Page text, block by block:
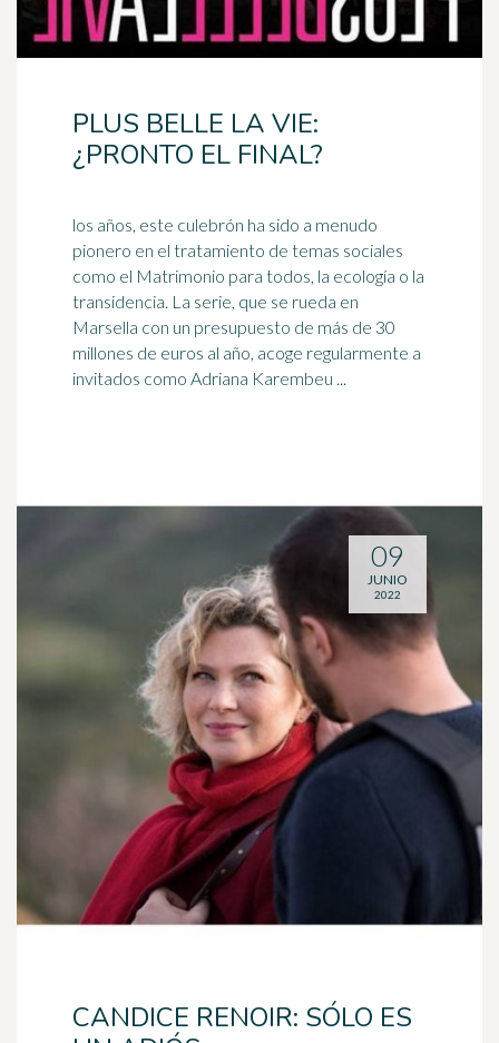
PLUS BELLE LA VIE:
¿PRONTO EL FINAL?
los años, este culebrón ha sido a menudo
pionero en el tratamiento de temas sociales
como el Matrimonio para todos, la ecología o la
transidencia. La serie, que se rueda en
Marsella con un presupuesto de más de 30
millones de euros al año, acoge regularmente a
invitados como Adriana Karembeu ...
CANDICE RENOIR: SÓLO ES
09
JUNIO
2022